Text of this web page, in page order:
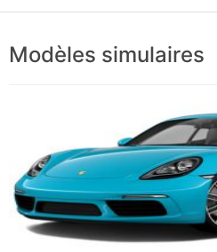
Modèles simulaires